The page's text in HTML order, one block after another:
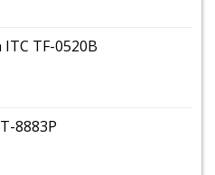
TF-0520B
8883P